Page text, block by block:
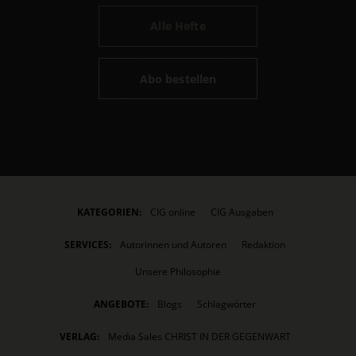
Abo bestellen
KATEGORIEN: CIG online CIG Ausgaben
SERVICES: Autorinnen und Autoren
Redaktion
Unsere Philosophie
ANGEBOTE: Blogs Schlagwörter
VERLAG:
Media Sales CHRIST IN DER GEGENWART